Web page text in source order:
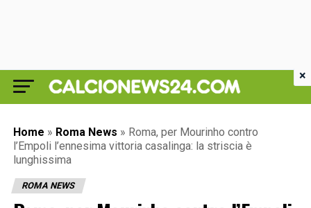
Home » Roma News » Roma, per Mourinho contro
l’Empoli l’ennesima vittoria casalinga: la striscia è
lunghissima
ROMA NEWS
×